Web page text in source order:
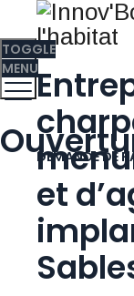
et
DEMANDE DE
TOGGLE
MENU